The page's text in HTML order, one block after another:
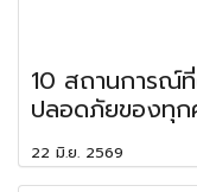
10 สถานการณ์
ปลอดภัยของทุ
22 มิ.ย. 2569